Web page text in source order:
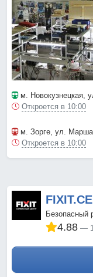
м. Новокузнецкая,
Откроется в 10:00
м. Зорге, ул.
Откроется в 10:00
Безопасный
4.88